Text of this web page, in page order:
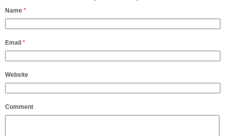
Name *
Email *
Website
Comment